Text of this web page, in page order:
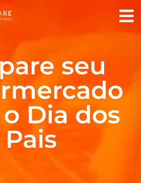
seu
Dia dos
Pais